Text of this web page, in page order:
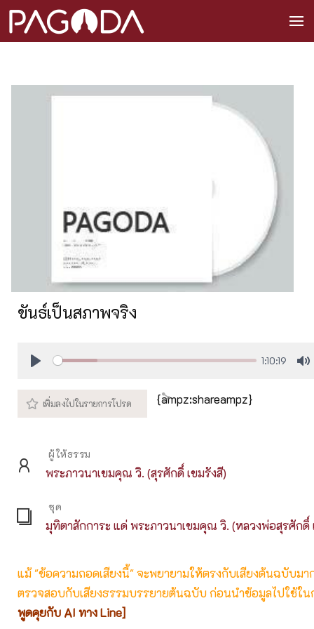
ขันธ์เป็นสภาพจริง
1:10:19
{ampz:shareampz}
ผู้ให้ธรรม
พระภาวนาเขมคุณ วิ. (สุรศักดิ์ เขมรังสี)
ชุด
มุทิตาสักการะ แด่ พระภาวนาเขมคุณ วิ. (หลวงพ่อสุรศักดิ์
แม้ "ข้อความถอดเสียงนี้" จะพยายามให้ตรงกับเสียงต้นฉบับม
ตรวจสอบกับเสียงธรรมบรรยายต้นฉบับ ก่อนนำข้อมูลไปใช้ใน
พูดคุยกับ AI ทาง Line]